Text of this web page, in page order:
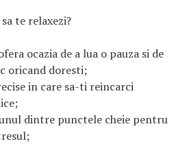
te relaxezi?
ocazia de a lua o pauza si de
oricand doresti;
in care sa-ti reincarci
dintre punctele cheie pentru